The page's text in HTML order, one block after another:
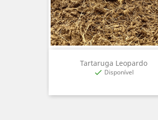
Tartaruga Leopardo
 Disponível